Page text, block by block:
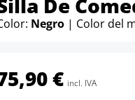
De
Negro | Color del
€ incl. IVA